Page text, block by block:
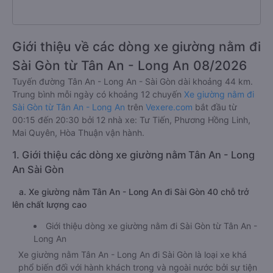
Giới thiệu về các dòng xe giường nằm đi
Sài Gòn từ Tân An - Long An 08/2026
Tuyến đường Tân An - Long An - Sài Gòn dài khoảng 44 km.
Trung bình mỗi ngày có khoảng 12 chuyến Xe giường nằm đi
Sài Gòn từ Tân An - Long An trên Vexere.com bắt đầu từ
00:15 đến 20:30 bởi 12 nhà xe: Tư Tiến, Phương Hồng Linh,
Mai Quyên, Hòa Thuận vận hành.
1. Giới thiệu các dòng xe giường nằm Tân An - Long
An Sài Gòn
a. Xe giường nằm Tân An - Long An đi Sài Gòn 40 chỗ trở
lên chất lượng cao
Giới thiệu dòng xe giường nằm đi Sài Gòn từ Tân An -
Long An
Xe giường nằm Tân An - Long An đi Sài Gòn là loại xe khá
phổ biến đối với hành khách trong và ngoài nước bởi sự tiện